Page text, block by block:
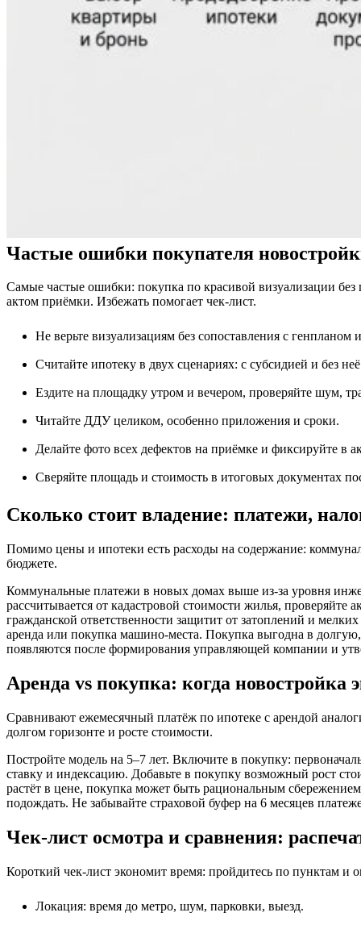
Частые ошибки покупателя
Самые частые ошибки: покупка по красивой визуализации без
актом приёмки. Избежать помогает чек-лист.
Не верьте визуализациям без сопоставления с генпланом
Считайте ипотеку в двух сценариях: с субсидией и без
Ездите на площадку утром и вечером, проверяйте шум,
Читайте ДДУ целиком, особенно приложения и сроки.
Делайте фото всех дефектов на приёмке и фиксируйте в
Сверяйте площадь и стоимость в итоговых документах
Сколько стоит владение: платежи,
Помимо цены и ипотеки есть расходы на содержание:
бюджете.
Коммунальные платежи в новых домах выше из-за уровня
рассчитывается от кадастровой стоимости жилья, проверяйте
гражданской ответственности защитит от затоплений и
аренда или покупка машино-места. Покупка выгодна в
появляются после формирования управляющей компании и
Аренда vs покупка: когда новостройка
Сравнивают ежемесячный платёж по ипотеке с арендой
долгом горизонте и росте стоимости.
Постройте модель на 5–7 лет. Включите в покупку:
ставку и индексацию. Добавьте в покупку возможный рост
растёт в цене, покупка может быть рациональным
подождать. Не забывайте страховой буфер на 6 месяцев
Чек-лист осмотра и сравнения:
Короткий чек-лист экономит время: пройдитесь по пунктам и
Локация: время до метро, шум, парковки, выезд.